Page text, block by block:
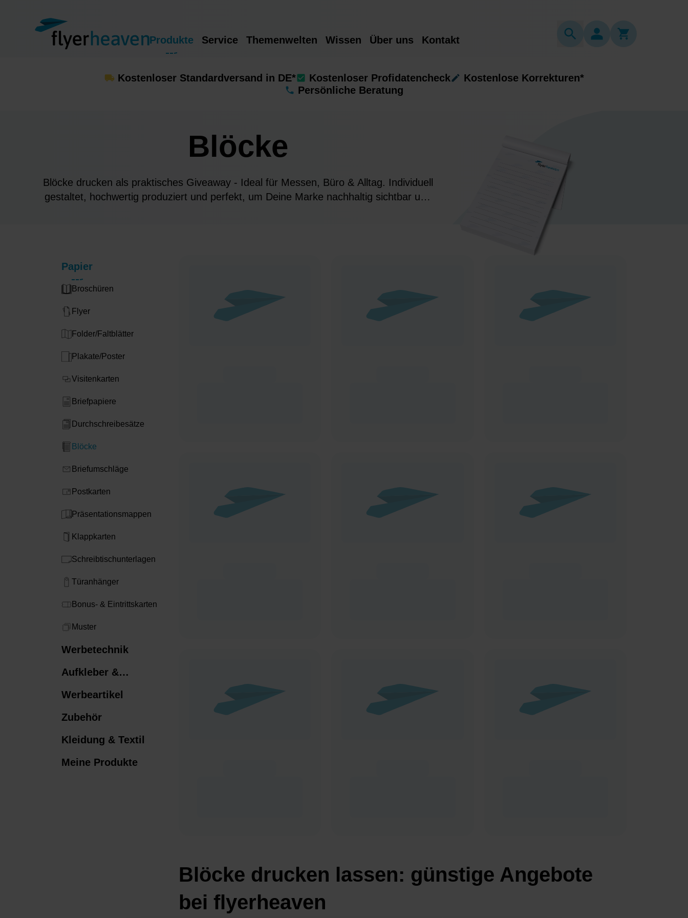
Produkte Service Themenwelten Wissen Über uns Kontakt
Kostenloser Standardversand in DE* Kostenloser Profidatencheck
Kostenlose Korrekturen*
Persönliche Beratung
Blöcke
Blöcke drucken als praktisches Giveaway - Ideal für Messen, Büro & Alltag. Individuell
gestaltet, hochwertig produziert und perfekt, um Deine Marke nachhaltig sichtbar und
Papier
Broschüren
Flyer
Folder/Faltblätter
Plakate/Poster
Visitenkarten
Briefpapiere
Durchschreibesätze
Blöcke
Briefumschläge
Postkarten
Präsentationsmappen
Klappkarten
Schreibtischunterlagen
Türanhänger
Bonus- & Eintrittskarten​
Muster
Werbetechnik
Aufkleber &
Werbeartikel
Zubehör
Kleidung & Textil
Meine Produkte
Blöcke drucken lassen: günstige Angebote
bei flyerheaven